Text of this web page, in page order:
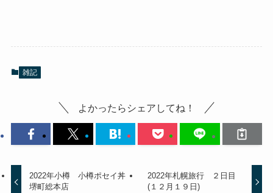
雑記
よかったらシェアしてね！
2022年小樽 小樽ポセイ丼
堺町総本店
2022年札幌旅行 ２日目
(１２月１９日)